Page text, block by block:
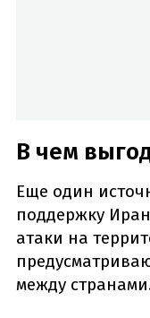
В чем
Еще один
поддержку
атаки на
между